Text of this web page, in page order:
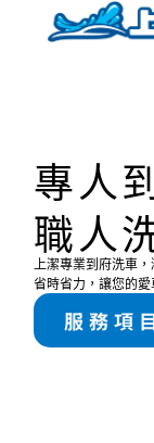
專人
職人
上潔專業到府洗車，
省時省力，讓您的愛
服務項